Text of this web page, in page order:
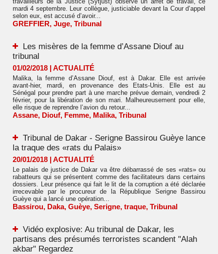
mardi 4 septembre. Leur collègue, justiciable devant la Cour d’appel
selon eux, est accusé d’avoir...
GREFFIER, Juge, Tribunal
Les misères de la femme d’Assane Diouf au
tribunal
01/02/2018 | ACTUALITÉ
Malika, la femme d’Assane Diouf, est à Dakar. Elle est arrivée
avant-hier, mardi, en provenance des Etats-Unis. Elle est au
Sénégal pour prendre part à une marche prévue demain, vendredi 2
février, pour la libération de son mari. Malheureusement pour elle,
elle risque de reprendre l’avion du retour...
Assane, Diouf, Femme, Malika, Tribunal
Tribunal de Dakar - Serigne Bassirou Guèye lance
la traque des «rats du Palais»
20/01/2018 | ACTUALITÉ
Le palais de justice de Dakar va être débarrassé de ses «rats» ou
rabatteurs qui se présentent comme des facilitateurs dans certains
dossiers. Leur présence qui fait le lit de la corruption a été déclarée
irrecevable par le procureur de la République Serigne Bassirou
Guèye qui a lancé une opération...
Bassirou, Daka, Guèye, Serigne, traque, Tribunal
Vidéo explosive: Au tribunal de Dakar, les
partisans des présumés terroristes scandent "Alah
akbar" Regardez